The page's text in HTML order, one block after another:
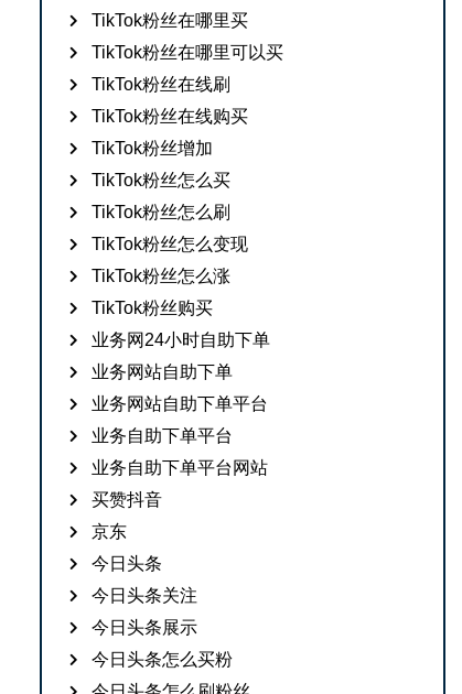
TikTok粉丝在哪里买
TikTok粉丝在哪里可以买
TikTok粉丝在线刷
TikTok粉丝在线购买
TikTok粉丝增加
TikTok粉丝怎么买
TikTok粉丝怎么刷
TikTok粉丝怎么变现
TikTok粉丝怎么涨
TikTok粉丝购买
业务网24小时自助下单
业务网站自助下单
业务网站自助下单平台
业务自助下单平台
业务自助下单平台网站
买赞抖音
京东
今日头条
今日头条关注
今日头条展示
今日头条怎么买粉